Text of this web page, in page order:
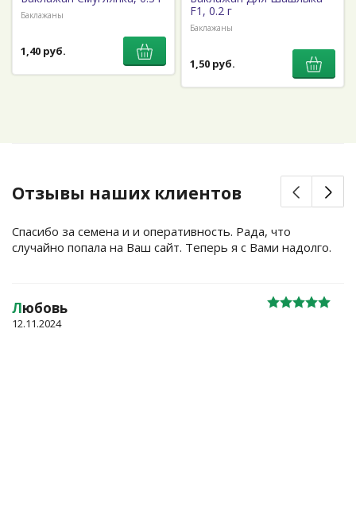
Баклажаны
1,40 руб.
F1, 0.2 г
Баклажаны
1,50 руб.
Отзывы наших клиентов
Спасибо за семена и и оперативность. Рада, что
случайно попала на Ваш сайт. Теперь я с Вами надолго.
Любовь
12.11.2024